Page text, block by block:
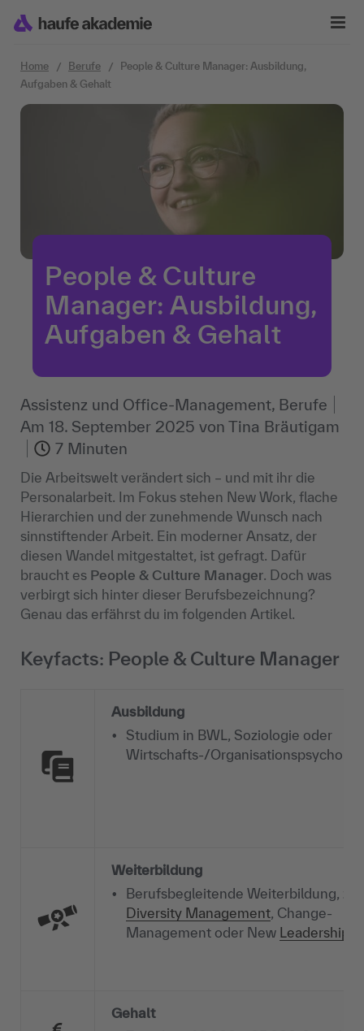
Home Berufe
People & Culture Manager: Ausbildung,
Aufgaben & Gehalt
People & Culture
Manager: Ausbildung,
Aufgaben & Gehalt
Assistenz und Office-Management, Berufe
Am 18. September 2025 von Tina Bräutigam
7 Minuten
Die Arbeitswelt verändert sich – und mit ihr die
Personalarbeit. Im Fokus stehen New Work, flache
Hierarchien und der zunehmende Wunsch nach
sinnstiftender Arbeit. Ein moderner Ansatz, der
diesen Wandel mitgestaltet, ist gefragt. Dafür
braucht es People & Culture Manager. Doch was
verbirgt sich hinter dieser Berufsbezeichnung?
Genau das erfährst du im folgenden Artikel.
Keyfacts: People & Culture Manager
Ausbildung
Studium in BWL, Soziologie oder
Wirtschafts-/
Weiterbildung
Berufsbegleitende Weiterbildung, z.
Diversity Management, Change-
Management oder New Leadership
Gehalt